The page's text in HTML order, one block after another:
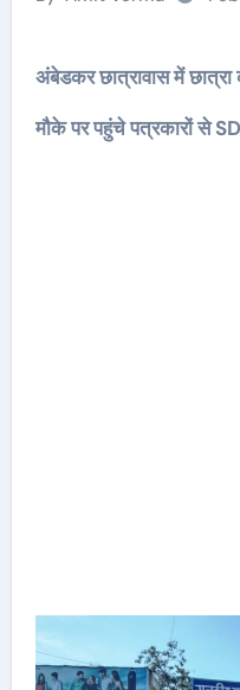
अंबेडकर छात्रावास में
मौके पर पहुंचे पत्रकारों से